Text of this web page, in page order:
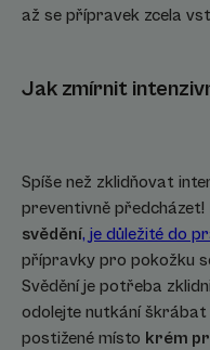
až se přípravek zcela
Jak zmírnit
Spíše než zklidňovat
preventivně
svědění, je důležité do
přípravky pro pokožku
Svědění je potřeba
odolejte nutkání škrábat
postižené místo krém